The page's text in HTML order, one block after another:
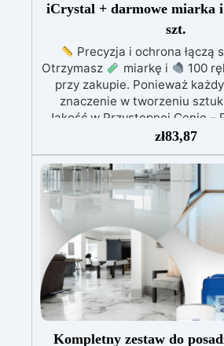
iCrystal + darmowe miarka
szt.
Precyzja i ochrona łączą
Otrzymasz
miarkę i
100
przy zakupie. Ponieważ
znaczenie w tworzeniu
Jakość w Przystępnej Cenie –
swoich dzieł bez rujnowania
oferuje najwyższą jakość za
Kryształowa Jasność –
klarowność dzięki naszej
kryształowo czystej żywicy
projekty będą mienić się
wykończeniem, które zachwyca.
na UV - Ciesz się
projektów! ICRYSTAL jest
opracowana, aby nie żółkła
zapewniając, że Twoje twory
fascynujące.
rzemiosło z pewnością
zł83,87
Kompletny zestaw do